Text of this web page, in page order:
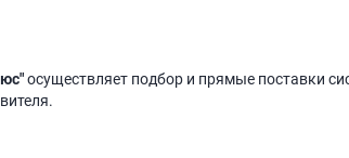
осуществляет подбор и прямые поставки